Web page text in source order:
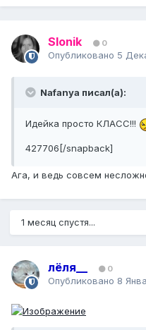
Slonik 0
Опубликовано 5
Nafanya писал(а):
Идейка просто КЛАСС!!!
427706[/snapback]
Ага, и ведь совсем
1 месяц спустя...
лёля__ 0
Опубликовано 8